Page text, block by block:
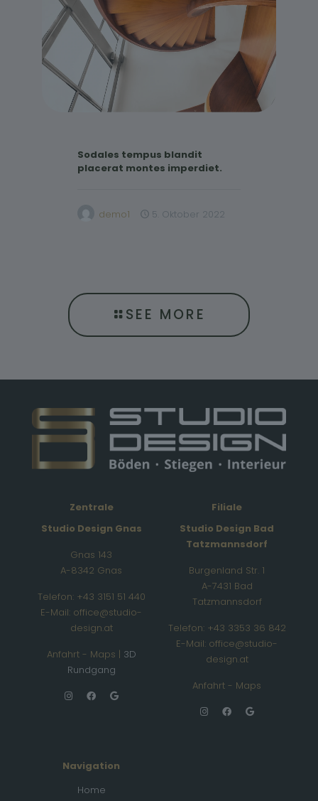
Sodales tempus blandit
placerat montes imperdiet.
demo1 5. Oktober 2022
SEE MORE
Zentrale
Studio Design Gnas
Gnas 143
A-8342 Gnas
Telefon: +43 3151 51 440
E-Mail: office@studio-
design.at
Anfahrt - Maps | 3D
Rundgang
Filiale
Studio Design Bad
Tatzmannsdorf
Burgenland Str. 1
A-7431 Bad
Tatzmannsdorf
Telefon: +43 3353 36 842
E-Mail: office@studio-
design.at
Anfahrt - Maps
Navigation
Home